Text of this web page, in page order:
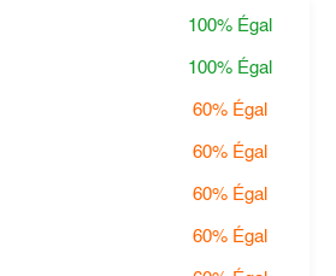
100% Égal
100% Égal
60% Égal
60% Égal
60% Égal
60% Égal